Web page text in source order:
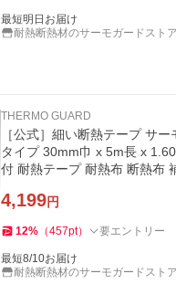
最短明日お届け
耐熱断熱材のサーモガードストア
THERMO GUARD
［公式］細い断熱テープ サ
タイプ 30mm巾 x 5m長 x
付 耐熱テープ 耐熱布 断熱布
4,199円
12% （457pt） 要エントリー
最短8/10お届け
耐熱断熱材のサーモガードストア